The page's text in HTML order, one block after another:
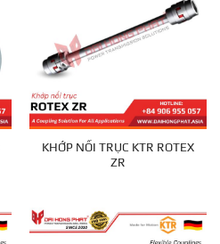
KHỚP NỐI TRỤC KTR ROTEX
ZR